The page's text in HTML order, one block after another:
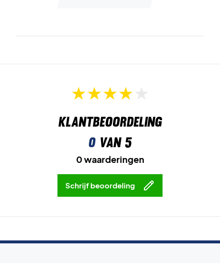
Klantbeoordeling
0van 5
0 waarderingen
Schrijf beoordeling